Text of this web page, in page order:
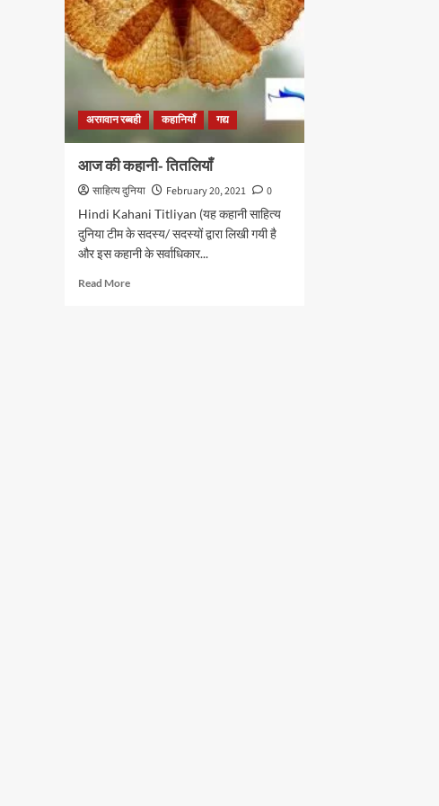
अरग़वान रब्बही कहानियाँ गद्य
आज की कहानी- तितलियाँ
साहित्य दुनिया February 20, 2021
0
Hindi Kahani Titliyan (यह कहानी साहित्य
दुनिया टीम के सदस्य/ सदस्यों द्वारा लिखी गयी है
और इस कहानी के सर्वाधिकार...
Read MoreRead